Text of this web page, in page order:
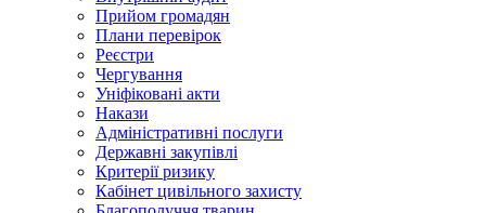
Прийом громадян
Плани перевірок
Реєстри
Чергування
Уніфіковані акти
Накази
Адміністративні послуги
Державні закупівлі
Критерії ризику
Кабінет цивільного захисту